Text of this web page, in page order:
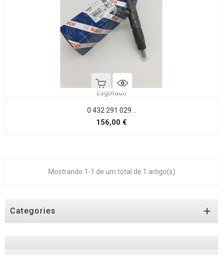
Esgotado
0 432 291 029...
156,00 €
Mostrando 1-1 de um total de 1 artigo(s)
Categories 